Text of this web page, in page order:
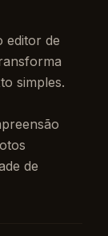
editor de
simples.
de